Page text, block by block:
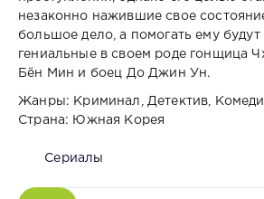
незаконно нажившие свое
большое дело, а помогать ему будут
гениальные в своем роде гонщица
Бён Мин и боец До Джин Ун.
Жанры: Криминал, Детектив,
Страна: Южная Корея
Сериалы